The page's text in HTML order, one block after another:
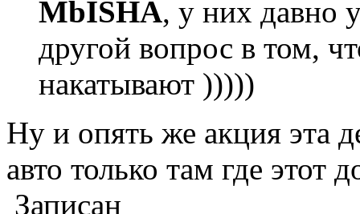
MbISHA, у них давно
другой вопрос в том,
накатывают )))))
Ну и опять же акция эта
авто только там где этот
Записан